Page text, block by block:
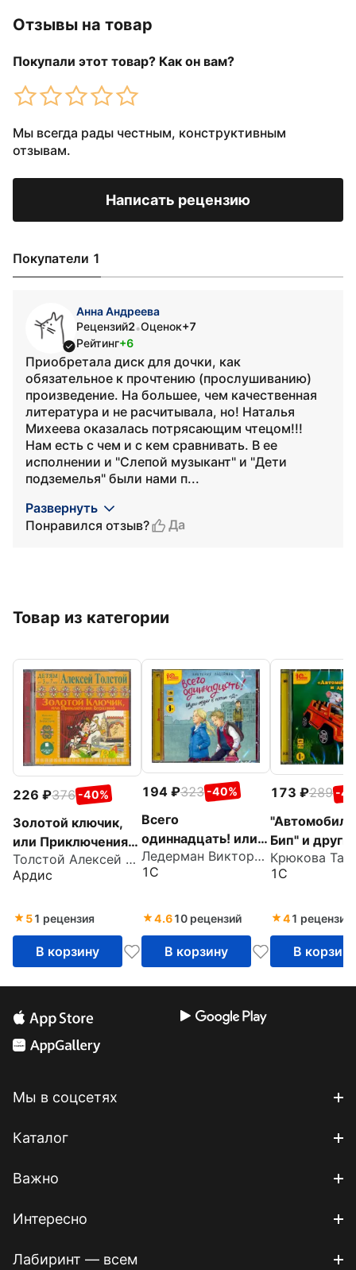
Отзывы на товар
Покупали этот товар? Как он вам?
Мы всегда рады честным, конструктивным
отзывам.
Написать рецензию
Покупатели 1
Анна Андреева
Рецензий2•Оценок+7
Рейтинг+6
Приобретала диск для дочки, как
обязательное к прочтению (прослушиванию)
произведение. На большее, чем качественная
литература и не расчитывала, но! Наталья
Михеева оказалась потрясающим чтецом!!!
Нам есть с чем и с кем сравнивать. В ее
исполнении и "Слепой музыкант" и "Дети
подземелья" были нами п...
Развернуть
Понравился отзыв?
Да
Товар из категории
226 376 -40%
Золотой ключик,
или Приключения
Буратино (CDmp3)
Толстой Алексей Николаевич
Ардис
51 рецензия
В корзину
194 323 -40%
Всего
одиннадцать! или
Шуры-муры в
пятом Д (CDmp3)
Ледерман Виктория Валерьевна
1С
4.610 рецензий
В корзину
173 289 -
Бип" и
истории.
(CDmp3)
1С
41 рецензия
В корзину
Мы в соцсетях
Каталог
Важно
Интересно
Лабиринт — всем